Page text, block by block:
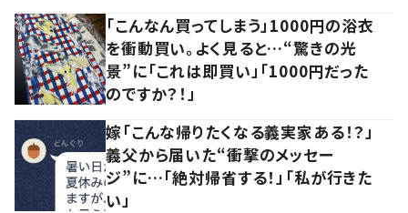
「こんなん買ってしまう」1000円の浴衣
を衝動買い。よく見ると…“驚きの光
景”に「これは即買い」「1000円だった
のですか？！」
嫁「こんな帰りたくなる義実家ある！？」
義父から届いた“衝撃のメッセー
ジ”に…「絶対帰省する！」「私が行きた
い」